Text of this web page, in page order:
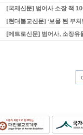
[국제신문] 범어사 소장 책
[현대불교신문] ‘보물 된 부
[메트로신문] 범어사, 소장유